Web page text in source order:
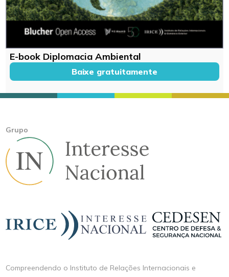
E-book Diplomacia Ambiental
Baixe gratuitamente
Grupo
Compreendendo o Instituto de Relações Internacionais e